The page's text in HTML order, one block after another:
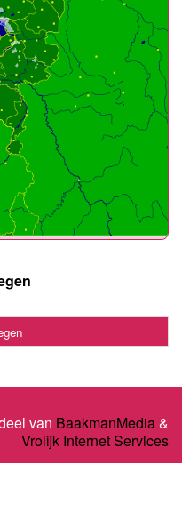
van BaakmanMedia&
Vrolijk Internet Services